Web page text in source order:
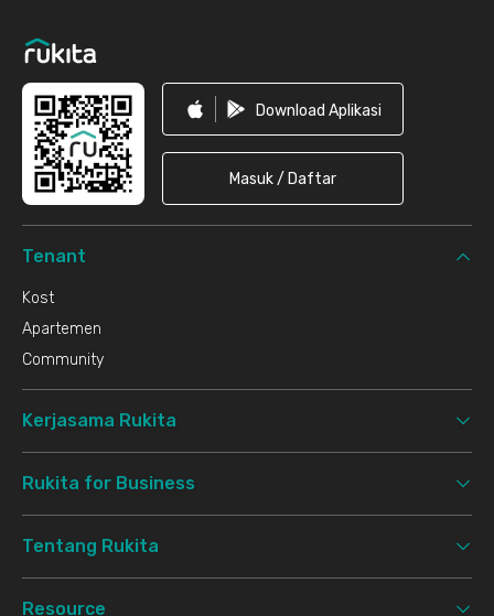
Download Aplikasi
Masuk / Daftar
Tenant
Kost
Apartemen
Community
Kerjasama Rukita
Rukita for Business
Tentang Rukita
Resource